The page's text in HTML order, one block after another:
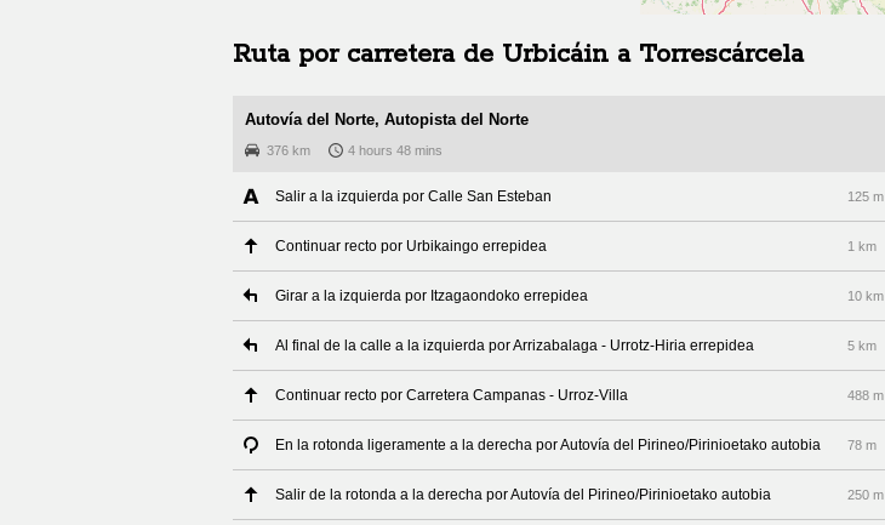
Ruta por carretera de Urbicáin a Torrescárcela
Autovía del Norte, Autopista del Norte
376 km 4 hours 48 mins
Salir a la izquierda por Calle San Esteban 125 m
Continuar recto por Urbikaingo errepidea 1 km
Girar a la izquierda por Itzagaondoko errepidea 10 km
Al final de la calle a la izquierda por Arrizabalaga - Urrotz-Hiria errepidea 5 km
Continuar recto por Carretera Campanas - Urroz-Villa 488 m
En la rotonda ligeramente a la derecha por Autovía del Pirineo/Pirinioetako autobia 78 m
Salir de la rotonda a la derecha por Autovía del Pirineo/Pirinioetako autobia 250 m